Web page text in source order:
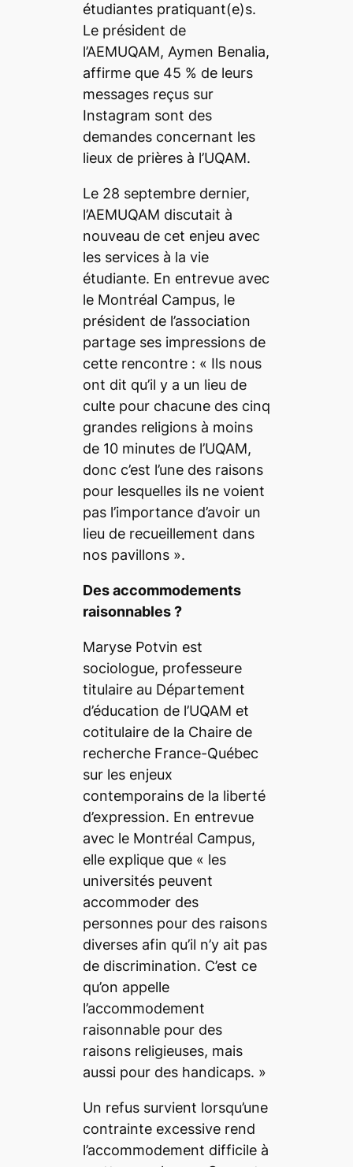
étudiantes pratiquant(e)s.
Le président de
l’AEMUQAM, Aymen Benalia,
affirme que 45 % de leurs
messages reçus sur
Instagram sont des
demandes concernant les
lieux de prières à l’UQAM.
Le 28 septembre dernier,
l’AEMUQAM discutait à
nouveau de cet enjeu avec
les services à la vie
étudiante. En entrevue avec
le Montréal Campus, le
président de l’association
partage ses impressions de
cette rencontre : « Ils nous
ont dit qu’il y a un lieu de
culte pour chacune des cinq
grandes religions à moins
de 10 minutes de l’UQAM,
donc c’est l’une des raisons
pour lesquelles ils ne voient
pas l’importance d’avoir un
lieu de recueillement dans
nos pavillons ».
Des accommodements
raisonnables ?
Maryse Potvin est
sociologue, professeure
titulaire au Département
d’éducation de l’UQAM et
cotitulaire de la Chaire de
recherche France-Québec
sur les enjeux
contemporains de la liberté
d’expression. En entrevue
avec le Montréal Campus,
elle explique que « les
universités peuvent
accommoder des
personnes pour des raisons
diverses afin qu’il n’y ait pas
de discrimination. C’est ce
qu’on appelle
l’accommodement
raisonnable pour des
raisons religieuses, mais
aussi pour des handicaps. »
Un refus survient lorsqu’une
contrainte excessive rend
l’accommodement difficile à